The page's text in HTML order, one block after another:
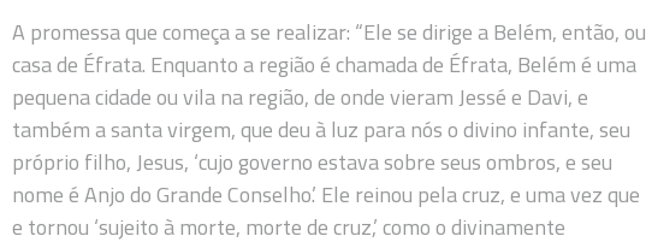
A promessa que começa a se realizar: “Ele se dirige a Belém, então, ou
casa de Éfrata. Enquanto a região é chamada de Éfrata, Belém é uma
pequena cidade ou vila na região, de onde vieram Jessé e Davi, e
também a santa virgem, que deu à luz para nós o divino infante, seu
próprio filho, Jesus, ‘cujo governo estava sobre seus ombros, e seu
nome é Anjo do Grande Conselho.’ Ele reinou pela cruz, e uma vez que
e tornou ‘sujeito à morte, morte de cruz,’ como o divinamente